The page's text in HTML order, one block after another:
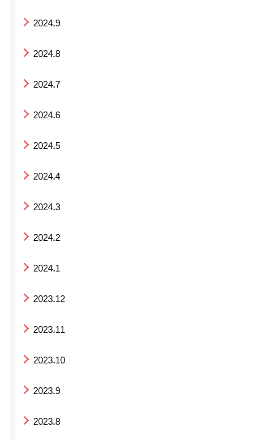
2024.9
2024.8
2024.7
2024.6
2024.5
2024.4
2024.3
2024.2
2024.1
2023.12
2023.11
2023.10
2023.9
2023.8